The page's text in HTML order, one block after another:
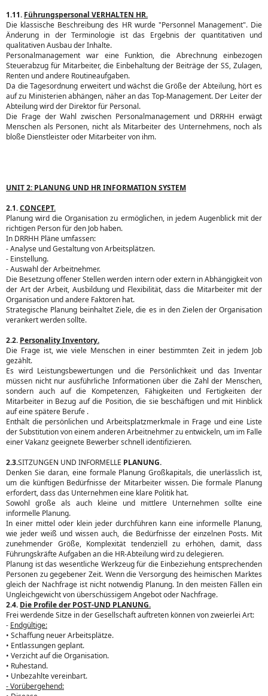
1.11. Führungspersonal VERHALTEN HR.
Die klassische Beschreibung des HR wurde "Personnel Management". Die
Änderung in der Terminologie ist das Ergebnis der quantitativen und
qualitativen Ausbau der Inhalte.
Personalmanagement war eine Funktion, die Abrechnung einbezogen
Steuerabzug für Mitarbeiter, die Einbehaltung der Beiträge der SS, Zulagen,
Renten und andere Routineaufgaben.
Da die Tagesordnung erweitert und wächst die Größe der Abteilung, hört es
auf zu Ministerien abhängen, näher an das Top-Management. Der Leiter der
Abteilung wird der Direktor für Personal.
Die Frage der Wahl zwischen Personalmanagement und DRRHH erwägt
Menschen als Personen, nicht als Mitarbeiter des Unternehmens, noch als
bloße Dienstleister oder Mitarbeiter von ihm.
UNIT 2: PLANUNG UND HR INFORMATION SYSTEM
2.1.CONCEPT.
Planung wird die Organisation zu ermöglichen, in jedem Augenblick mit der
richtigen Person für den Job haben.
In DRRHH Pläne umfassen:
- Analyse und Gestaltung von Arbeitsplätzen.
- Einstellung.
- Auswahl der Arbeitnehmer.
Die Besetzung offener Stellen werden intern oder extern in Abhängigkeit von
der Art der Arbeit, Ausbildung und Flexibilität, dass die Mitarbeiter mit der
Organisation und andere Faktoren hat.
Strategische Planung beinhaltet Ziele, die es in den Zielen der Organisation
verankert werden sollte.
2.2. Personality Inventory.
Die Frage ist, wie viele Menschen in einer bestimmten Zeit in jedem Job
gezählt.
Es wird Leistungsbewertungen und die Persönlichkeit und das Inventar
müssen nicht nur ausführliche Informationen über die Zahl der Menschen,
sondern auch auf die Kompetenzen, Fähigkeiten und Fertigkeiten der
Mitarbeiter in Bezug auf die Position, die sie beschäftigen und mit Hinblick
auf eine spätere Berufe .
Enthält die persönlichen und Arbeitsplatzmerkmale in Frage und eine Liste
der Substitution von einem anderen Arbeitnehmer zu entwickeln, um im Falle
einer Vakanz geeignete Bewerber schnell identifizieren.
2.3.SITZUNGEN UND INFORMELLE PLANUNG.
Denken Sie daran, eine formale Planung Großkapitals, die unerlässlich ist,
um die künftigen Bedürfnisse der Mitarbeiter wissen. Die formale Planung
erfordert, dass das Unternehmen eine klare Politik hat.
Sowohl große als auch kleine und mittlere Unternehmen sollte eine
informelle Planung.
In einer mittel oder klein jeder durchführen kann eine informelle Planung,
wie jeder weiß und wissen auch, die Bedürfnisse der einzelnen Posts. Mit
zunehmender Größe, Komplexität tendenziell zu erhöhen, damit, dass
Führungskräfte Aufgaben an die HR-Abteilung wird zu delegieren.
Planung ist das wesentliche Werkzeug für die Einbeziehung entsprechenden
Personen zu gegebener Zeit. Wenn die Versorgung des heimischen Marktes
gleich der Nachfrage ist nicht notwendig Planung. In den meisten Fällen ein
Ungleichgewicht von überschüssigem Angebot oder Nachfrage.
2.4. Die Profile der POST-UND PLANUNG.
Frei werdende Sitze in der Gesellschaft auftreten können von zweierlei Art:
- Endgültige:
• Schaffung neuer Arbeitsplätze.
• Entlassungen geplant.
• Verzicht auf die Organisation.
• Ruhestand.
• Unbezahlte vereinbart.
- Vorübergehend: